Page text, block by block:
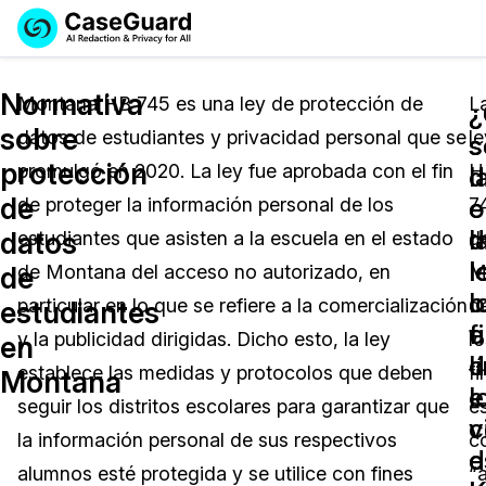
Licencia de CaseGuard Studio
Precios de Redacción a Pedido
Soluciones
Redacción de vídeos
Redacción de documentos
Redacción de audio
Redacción de imágenes
Transcripción y Traducción
Industrias
Cuerpos Policiales
Transportación
Educación
El Gobierno
Precios
Recursos
Artículos
Casos Practicos
Eventos
Demo
English
Español
Normativa
sobre
protección
de
datos
de
estudiantes
en
Montana
Montana HB 745 es una ley de protección de
datos de estudiantes y privacidad personal que se
promulgó en 2020. La ley fue aprobada con el fin
de proteger la información personal de los
estudiantes que asisten a la escuela en el estado
de Montana del acceso no autorizado, en
particular en lo que se refiere a la comercialización
y la publicidad dirigidas. Dicho esto, la ley
establece las medidas y protocolos que deben
seguir los distritos escolares para garantizar que
la información personal de sus respectivos
alumnos esté protegida y se utilice con fines